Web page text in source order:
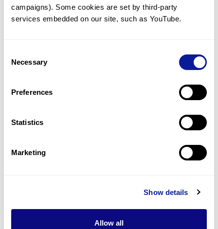
campaigns). Some cookies are set by third-party
services embedded on our site, such as YouTube.
Selection
Necessary
Preferences
Statistics
Marketing
Show details
Allow all
문의하기
미진단된 경우에 재분석을 통해 후속 케어를 받을 수 있습니다.
최신 유전학 정보 제공
블로그와 뉴스레터를 통해 최신 유전학 정보를 제공해 드립니다.
쓰리빌리언은 유전자 진단에 필요한 여러 기술의 개발과 도입에 힘쓰고 있습니
더 정확한 변이 해석과 높은 진단율을 위한 쓰리빌리언의 기술에 대해 알아보